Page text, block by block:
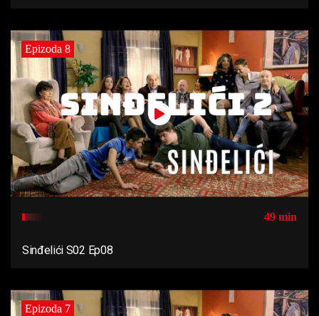
Epizoda 8
49 min
Sinđelići S02 Ep08
Epizoda 7